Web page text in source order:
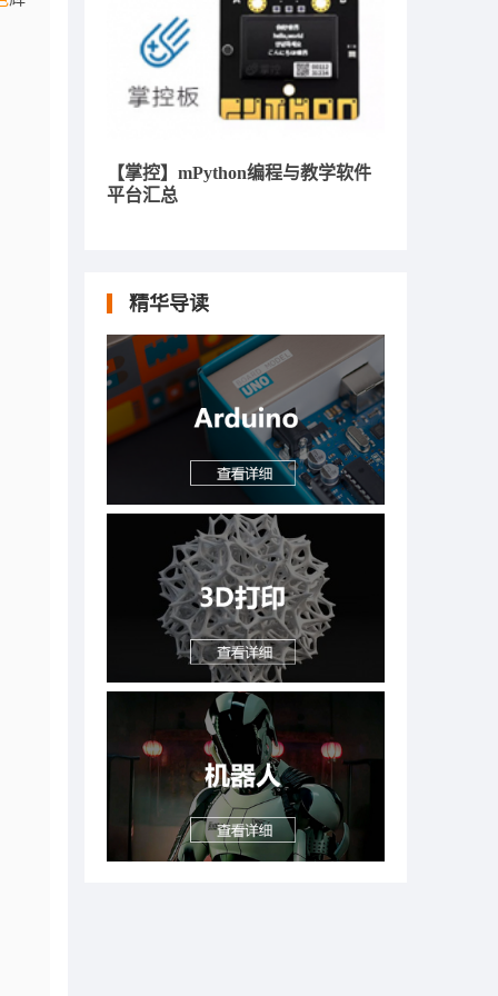
【掌控】mPython编程与教学软件
平台汇总
精华导读